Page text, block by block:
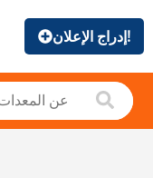
إدراج الإعلان!